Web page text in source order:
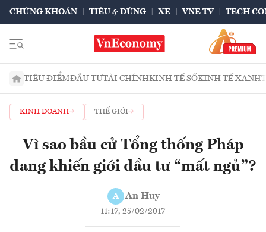
CHỨNG KHOÁN TIÊU & DÙNG XE VNE TV TECH
TIÊU ĐIỂMĐẦU TƯTÀI CHÍNHKINH TẾ SỐKINH TẾ XANH
KINH DOANH THẾ GIỚI
Vì sao bầu cử Tổng thống Pháp
đang khiến giới đầu tư “mất ngủ”?
A An Huy
11:17, 25/02/2017